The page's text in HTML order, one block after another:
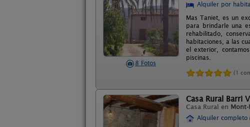
8 Fotos
Alquiler por
Mas Taniet, es un
para brindarle una
rehabilitado,
habitaciones, a las
el exterior,
piscinas.
(1
Casa Rural Barri
Casa Rural en
Alquiler completo